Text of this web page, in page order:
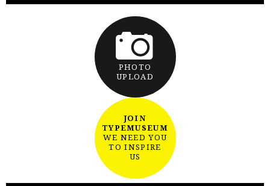
PHOTO
UPLOAD
JOIN
TYPEMUSEUM
WE NEED YOU
TO INSPIRE
US